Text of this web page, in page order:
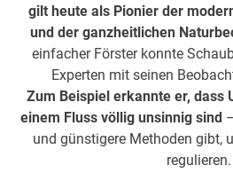
gilt heute als Pionier der
und der ganzheitlichen
einfacher Förster konnte
Experten mit seinen
Zum Beispiel erkannte er, dass
einem Fluss völlig unsinnig sind
und günstigere Methoden gibt,
regulieren.